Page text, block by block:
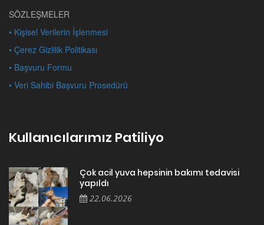
SÖZLEŞMELER
• Kişisel Verilerin İşlenmesi
• Çerez Gizlilik Politikası
• Başvuru Formu
• Veri Sahibi Başvuru Prosedürü
Kullanıcılarımız Patiliyo
Çok acil yuva hepsinin bakımı tedavisi
yapıldı
22.06.2026